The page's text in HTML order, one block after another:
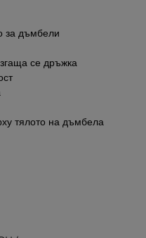
за дъмбели
се дръжка
тялото на дъмбела